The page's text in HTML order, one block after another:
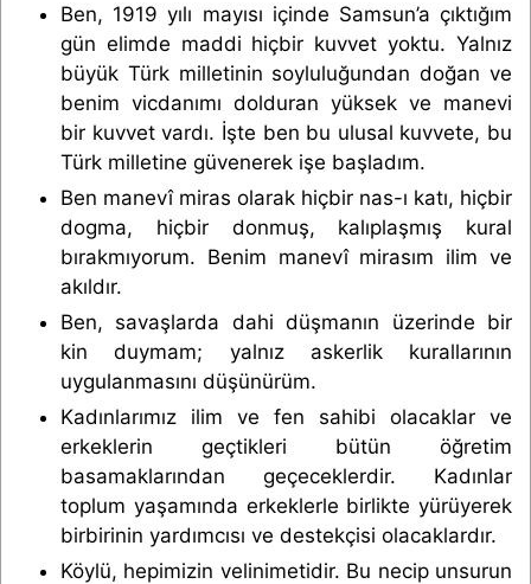
Ben, 1919 yılı mayısı içinde Samsun’a çıktığım
gün elimde maddi hiçbir kuvvet yoktu. Yalnız
büyük Türk milletinin soyluluğundan doğan ve
benim vicdanımı dolduran yüksek ve manevi
bir kuvvet vardı. İşte ben bu ulusal kuvvete, bu
Türk milletine güvenerek işe başladım.
Ben manevî miras olarak hiçbir nas-ı katı, hiçbir
dogma, hiçbir donmuş, kalıplaşmış kural
bırakmıyorum. Benim manevî mirasım ilim ve
akıldır.
Ben, savaşlarda dahi düşmanın üzerinde bir
kin duymam; yalnız askerlik kurallarının
uygulanmasını düşünürüm.
Kadınlarımız ilim ve fen sahibi olacaklar ve
erkeklerin geçtikleri bütün öğretim
basamakların­dan geçeceklerdir. Kadınlar
toplum yaşamında erkek­lerle birlikte yürüyerek
birbirinin yardımcısı ve destekçisi olacaklardır.
Köylü, hepimizin velinimetidir. Bu necip unsurun